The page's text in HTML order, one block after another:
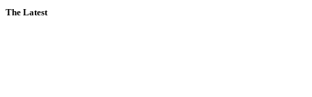
The Latest